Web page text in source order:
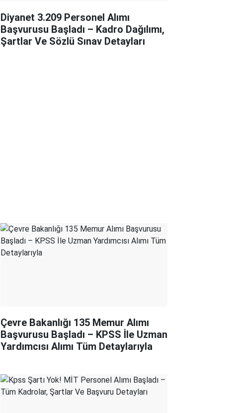
Diyanet 3.209 Personel Alımı
Başvurusu Başladı – Kadro Dağılımı,
Şartlar Ve Sözlü Sınav Detayları
Çevre Bakanlığı 135 Memur Alımı
Başvurusu Başladı – KPSS İle Uzman
Yardımcısı Alımı Tüm Detaylarıyla